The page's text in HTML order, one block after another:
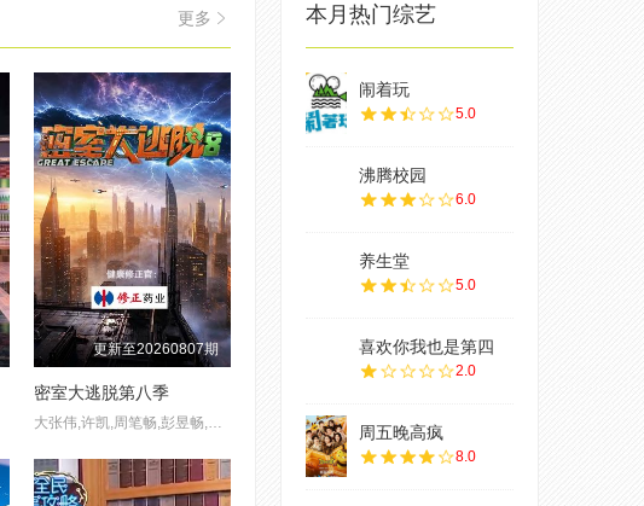
更多
更新至20260807期
密室大逃脱第八季
大张伟,许凯,周笔畅,彭昱畅,张真源,陈哲远
本月热门综艺
闹着玩
5.0
沸腾校园
6.0
养生堂
5.0
喜欢你我也是第四
2.0
周五晚高疯
8.0